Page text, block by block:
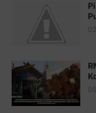
http://
http://
Juz 25 ⇨http://
Juz 26 ⇨http://j.mp/